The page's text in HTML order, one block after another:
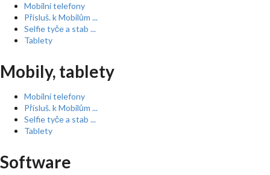
Mobilní telefony
Přísluš. k Mobilům ...
Selfie tyče a stab ...
Tablety
Mobily, tablety
Mobilní telefony
Přísluš. k Mobilům ...
Selfie tyče a stab ...
Tablety
Software